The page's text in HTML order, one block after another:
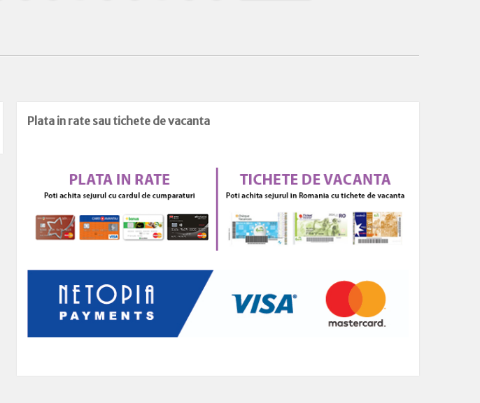
Plata in rate sau tichete de vacanta